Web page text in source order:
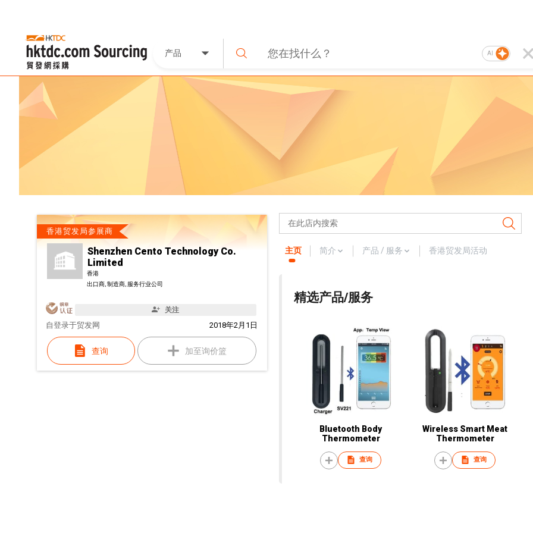
产品 AI
香港贸发局参展商
Shenzhen Cento Technology Co.
Limited
香港
出口商, 制造商, 服务行业公司
关注
自 2018年2月1日
登录于贸发网
查询 加至询价篮
主页 简介 产品 / 服务 香港贸发局活动
精选产品/服务
Bluetooth Body
Thermometer
查询
Wireless Smart Meat
Thermometer
查询